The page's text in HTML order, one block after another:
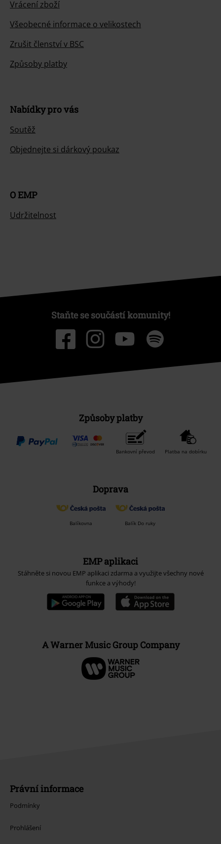
Vrácení zboží
Všeobecné informace o velikostech
Zrušit členství v BSC
Způsoby platby
Nabídky pro vás
Soutěž
Objednejte si dárkový poukaz
O EMP
Udržitelnost
Staňte se součástí komunity!
Způsoby platby
Bankovní převod Platba na dobírku
Doprava
Balíkovna Balík Do ruky
EMP aplikaci
Stáhněte si novou EMP aplikaci zdarma a využijte všechny nové
funkce a výhody!
A Warner Music Group Company
Právní informace
Podmínky
Prohlášení